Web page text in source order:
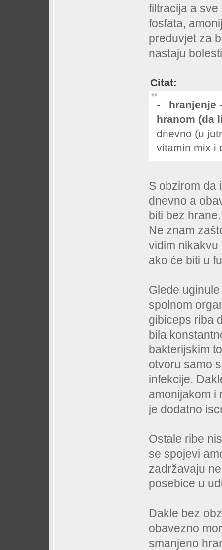
filtracija a
fosfata,
preduvjet za
nastaju
Citat:
- hranjenje
hranom (da
dnevno (u
vitamin mix i
S obzirom da
dnevno a
biti bez hrane.
Ne znam
vidim nikakvu
ako će biti u
Glede
spolnom
gibiceps riba
bila
bakterijskim
otvoru samo
infekcije.
amonijakom i
je dodatno
Ostale ribe
se spojevi
zadržavaju
posebice u
Dakle bez
obavezno
smanjeno